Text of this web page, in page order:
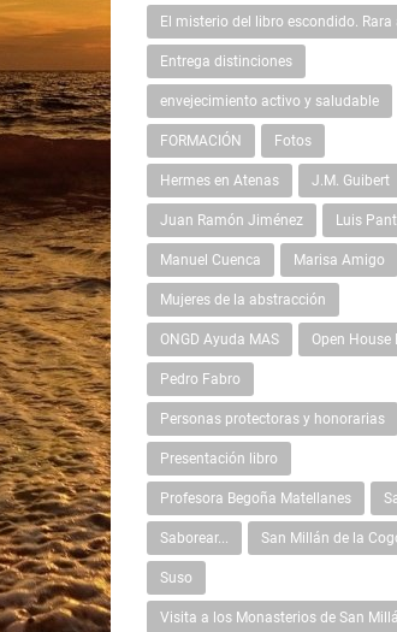
El misterio del libro escondido. Rara
Entrega distinciones
envejecimiento activo y saludable
FORMACIÓN Fotos
Hermes en Atenas J.M. Guibert
Juan Ramón Jiménez Luis
Manuel Cuenca Marisa Amigo
Mujeres de la abstracción
ONGD Ayuda MAS Open House
Pedro Fabro
Personas protectoras y honorarias
Presentación libro
Profesora Begoña Matellanes
Saborear... San Millán de la
Suso
Visita a los Monasterios de San